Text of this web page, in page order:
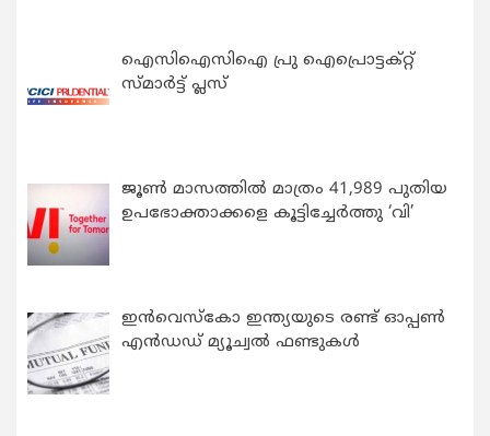
ഐസിഐസിഐ പ്രു ഐപ്രൊട്ടക്റ്റ്
സ്മാർട്ട് പ്ലസ്
ജൂൺ മാസത്തിൽ മാത്രം 41,989 പുതിയ
ഉപഭോക്താക്കളെ കൂട്ടിച്ചേർത്തു ‘വി’
ഇന്‍വെസ്കോ ഇന്ത്യയുടെ രണ്ട് ഓപ്പണ്‍
എന്‍ഡഡ് മ്യൂച്വല്‍ ഫണ്ടുകള്‍